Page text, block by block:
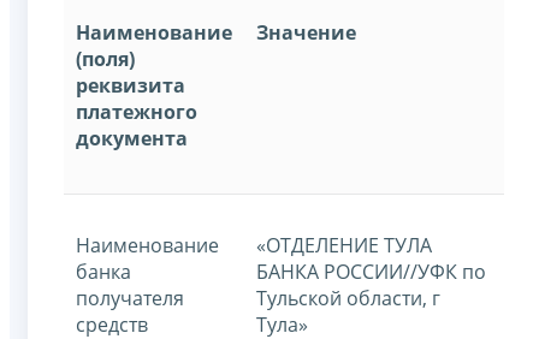
Наименование
(поля)
реквизита
платежного
документа
Значение
Наименование
банка
получателя
средств
«ОТДЕЛЕНИЕ ТУЛА
БАНКА РОССИИ//УФК по
Тульской области, г
Тула»